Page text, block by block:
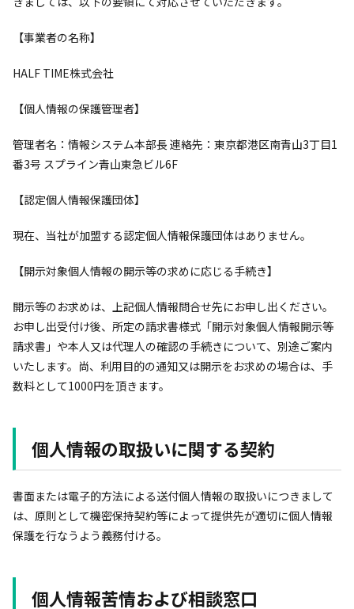
【事業者の名称】
HALF TIME株式会社
【個人情報の保護管理者】
管理者名：情報システム本部長 連絡先：東京都港区南青山3丁目1
番3号 スプライン青山東急ビル6F
【認定個人情報保護団体】
現在、当社が加盟する認定個人情報保護団体はありません。
【開示対象個人情報の開示等の求めに応じる手続き】
開示等のお求めは、上記個人情報問合せ先にお申し出ください。
お申し出受付け後、所定の請求書様式「開示対象個人情報開示等
請求書」や本人又は代理人の確認の手続きについて、別途ご案内
いたします。尚、利用目的の通知又は開示をお求めの場合は、手
数料として1000円を頂きます。
個人情報の取扱いに関する契約
書面または電子的方法による送付個人情報の取扱いにつきまして
は、原則として機密保持契約等によって提供先が適切に個人情報
保護を行なうよう義務付ける。
個人情報苦情および相談窓口